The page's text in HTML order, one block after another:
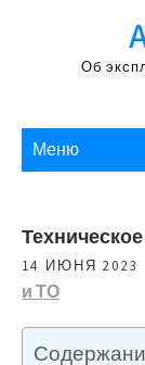
содержимому
Об
Меню
14 ИЮНЯ 2023
и ТО